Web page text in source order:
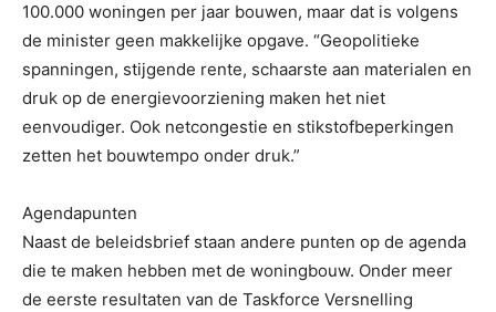
100.000 woningen per jaar bouwen, maar dat is volgens
de minister geen makkelijke opgave. “Geopolitieke
spanningen, stijgende rente, schaarste aan materialen en
druk op de energievoorziening maken het niet
eenvoudiger. Ook netcongestie en stikstofbeperkingen
zetten het bouwtempo onder druk.”
Agendapunten
Naast de beleidsbrief staan andere punten op de agenda
die te maken hebben met de woningbouw. Onder meer
de eerste resultaten van de Taskforce Versnelling